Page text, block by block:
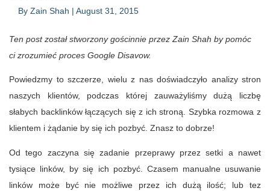
By Zain Shah | August 31, 2015
Ten post został stworzony gościnnie przez Zain Shah by pomóc
ci zrozumieć proces Google Disavow.
Powiedzmy to szczerze, wielu z nas doświadczyło analizy stron
naszych klientów, podczas której zauważyliśmy dużą liczbę
słabych backlinków łączących się z ich stroną. Szybka rozmowa z
klientem i żądanie by się ich pozbyć. Znasz to dobrze!
Od tego zaczyna się zadanie przeprawy przez setki a nawet
tysiące linków, by się ich pozbyć. Czasem manualne usuwanie
linków może być nie możliwe przez ich dużą ilość; lub tez